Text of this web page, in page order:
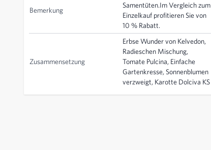
Bemerkung
Samentüten.Im Vergleich zum
Einzelkauf profitieren Sie von
10 % Rabatt.
Zusammensetzung
Erbse Wunder von Kelvedon,
Radieschen Mischung,
Tomate Pulcina, Einfache
Gartenkresse, Sonnenblumen
verzweigt, Karotte Dolciva KS